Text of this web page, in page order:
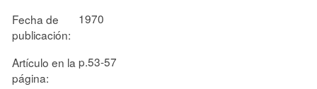
Fecha de
publicación:
1970
Artículo en la
página:
p.53-57